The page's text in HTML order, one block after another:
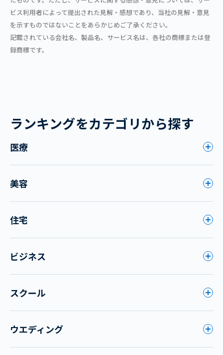
ビス利用者によって提出された見解・感想であり、当社の見解・意見
を示すものではないことをあらかじめご了承ください。
記載されている会社名、製品名、サービス名は、各社の商標または登
録商標です。
ランキングをカテゴリから探す
医療
美容
住宅
ビジネス
スクール
ウエディング